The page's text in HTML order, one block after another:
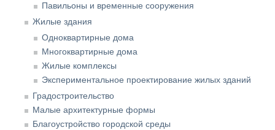
Павильоны и временные сооружения
Жилые здания
Одноквартирные дома
Многоквартирные дома
Жилые комплексы
Экспериментальное проектирование жилых зданий
Градостроительство
Малые архитектурные формы
Благоустройство городской среды